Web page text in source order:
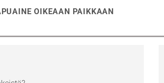
OIKEAAN PAIKKAAN